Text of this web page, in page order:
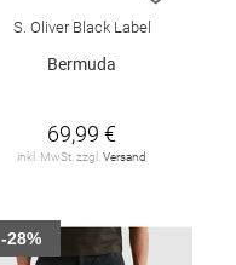
S. Oliver Black Label
Bermuda
69,99 €
inkl. MwSt. zzgl. Versand
-28%